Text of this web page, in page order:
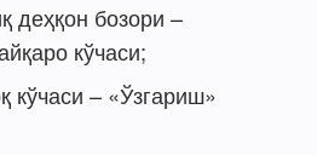
деҳқон бозори –
кўчаси;
кўчаси – «Ўзгариш»